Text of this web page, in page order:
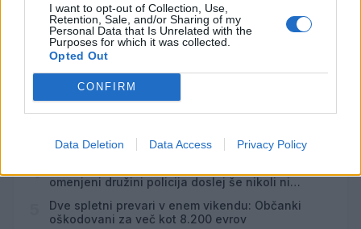
I want to opt-out of Collection, Use,
Retention, Sale, and/or Sharing of my
Personal Data that Is Unrelated with the
Purposes for which it was collected.
Opted Out
CONFIRM
Data Deletion Data Access Privacy Policy
Najbolj brano
Občina Šoštanj je pričela z obnovo vodovoda in
kanalizacije na območju Penšek v Florjanu
2
(VIDEO) "Mislil sem, da je konec": Lastnik
kolesar
4
omenjeni družini policija doslej še nikoli ni
Dve spletni prevari v enem vikendu: Občanki
oškodovani za več kot 8.200 evrov